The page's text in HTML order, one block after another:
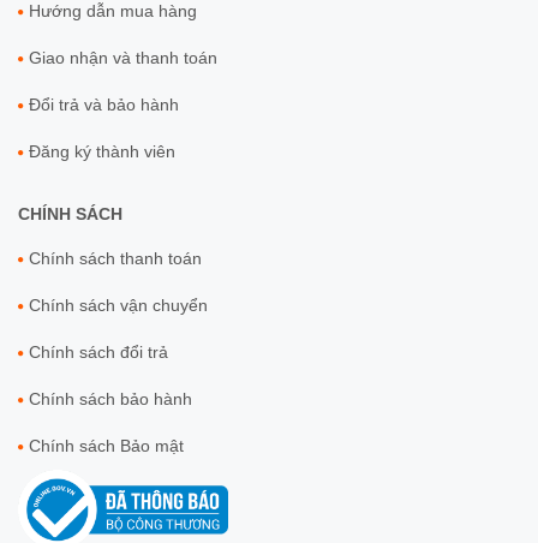
Hướng dẫn mua hàng
Giao nhận và thanh toán
Đổi trả và bảo hành
Đăng ký thành viên
CHÍNH SÁCH
Chính sách thanh toán
Chính sách vận chuyển
Chính sách đổi trả
Chính sách bảo hành
Chính sách Bảo mật